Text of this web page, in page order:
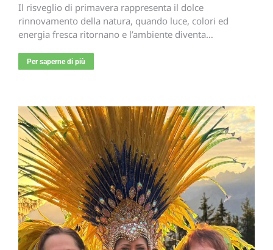
Il risveglio di primavera rappresenta il dolce
rinnovamento della natura, quando luce, colori ed
energia fresca ritornano e l’ambiente diventa…
Per saperne di più